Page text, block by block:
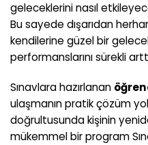
geleceklerini nasıl
Bu sayede dışarıdan
kendilerine güzel bir
performanslarını sürekli
Sınavlara hazırlanan
ulaşmanın pratik çözüm
doğrultusunda kişinin
mükemmel bir program